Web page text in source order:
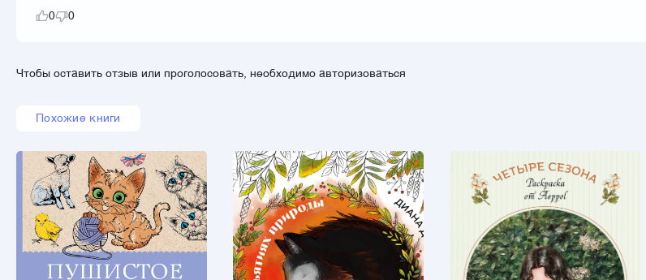
0 0
Чтобы оставить отзыв или проголосовать, необходимо авторизоваться
Похожие книги